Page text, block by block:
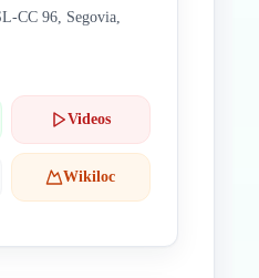
CC 96, Segovia,
Videos
Wikiloc